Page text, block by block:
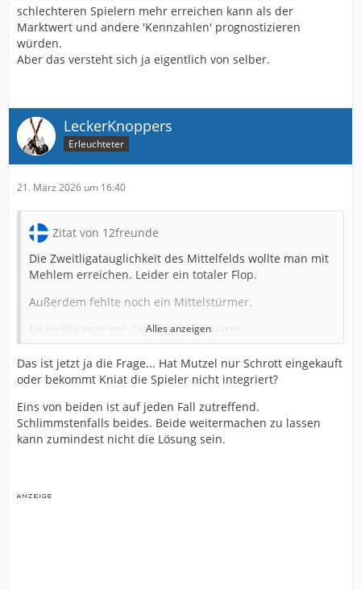
schlechteren Spielern mehr erreichen kann als der
Marktwert und andere 'Kennzahlen' prognostizieren
würden.
Aber das versteht sich ja eigentlich von selber.
LeckerKnoppers
Erleuchteter
21. März 2026 um 16:40
Zitat von 12freunde
Die Zweitligatauglichkeit des Mittelfelds wollte man mit
Mehlem erreichen. Leider ein totaler Flop.
Außerdem fehlte noch ein Mittelstürmer.
Da wollte man mit Telalovic nachrüsten.
Leider ein totaler Flop.
Dazu wollte man das Offensivspiel mit Rochelt
ankurbeln.
Leider ein totaler Flop.
letzten Jahr richten.
Alles anzeigen
Das ist jetzt ja die Frage... Hat Mutzel nur Schrott eingekauft
oder bekommt Kniat die Spieler nicht integriert?
Eins von beiden ist auf jeden Fall zutreffend.
Schlimmstenfalls beides. Beide weitermachen zu lassen
kann zumindest nicht die Lösung sein.